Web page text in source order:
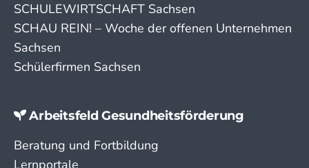
SCHULEWIRTSCHAFT Sachsen
SCHAU REIN! – Woche der offenen Unternehmen
Sachsen
Schülerfirmen Sachsen
Arbeitsfeld Gesundheitsförderung
Beratung und Fortbildung